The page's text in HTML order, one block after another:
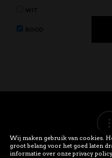
WIT
ROOD
Wij maken gebruik van cookies.
groot belang voor het goed laten
informatie over onze privacy